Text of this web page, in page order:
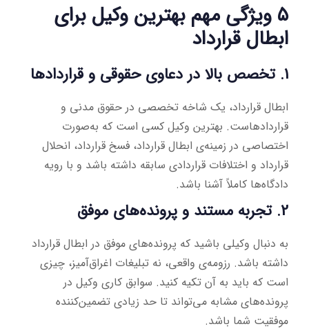
۵ ویژگی مهم بهترین وکیل برای
ابطال قرارداد
1. تخصص بالا در دعاوی حقوقی و قراردادها
ابطال قرارداد، یک شاخه تخصصی در حقوق مدنی و
قراردادهاست. بهترین وکیل کسی است که به‌صورت
اختصاصی در زمینه‌ی ابطال قرارداد، فسخ قرارداد، انحلال
قرارداد و اختلافات قراردادی سابقه داشته باشد و با رویه
دادگاه‌ها کاملاً آشنا باشد.
2. تجربه مستند و پرونده‌های موفق
به دنبال وکیلی باشید که پرونده‌های موفق در ابطال قرارداد
داشته باشد. رزومه‌ی واقعی، نه تبلیغات اغراق‌آمیز، چیزی
است که باید به آن تکیه کنید. سوابق کاری وکیل در
پرونده‌های مشابه می‌تواند تا حد زیادی تضمین‌کننده
موفقیت شما باشد.